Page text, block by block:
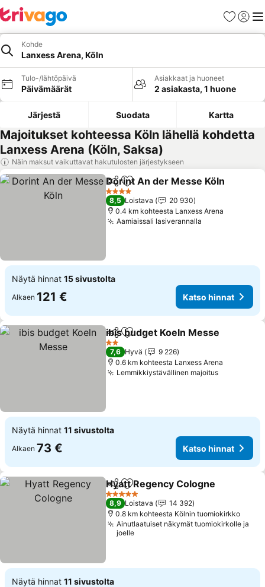
Suosikit
Kohde
Lanxess Arena, Köln
Tulo-/lähtöpäivä
Päivämäärät
Asiakkaat ja huoneet
2 asiakasta, 1 huone
Järjestä Suodata Kartta
Majoitukset kohteessa Köln lähellä kohdetta
Lanxess Arena (Köln, Saksa)
Näin maksut vaikuttavat hakutulosten järjestykseen
Jaa Lisää suosikkeihin
Dorint An der Messe Köln
4 Tähtiluokitus
8,5 Loistava
20 930
0.4 km kohteesta Lanxess Arena
Aamiaissali lasiverannalla
Näytä hinnat 15 sivustolta
Alkaen 121 € Katso hinnat
Jaa Lisää suosikkeihin
ibis budget Koeln Messe
2 Tähtiluokitus
7,6 Hyvä
9 226
0.6 km kohteesta Lanxess Arena
Lemmikkiystävällinen majoitus
Näytä hinnat 11 sivustolta
Alkaen 73 € Katso hinnat
Jaa Lisää suosikkeihin
Hyatt Regency Cologne
5 Tähtiluokitus
8,9 Loistava
14 392
0.8 km kohteesta Kölnin tuomiokirkko
Ainutlaatuiset näkymät tuomiokirkolle ja
joelle
Näytä hinnat 11 sivustolta